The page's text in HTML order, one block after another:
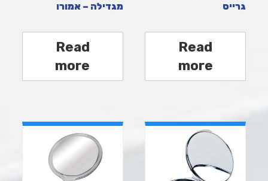
גרייס
Read
more
מגדילה – אמורו
Read
more